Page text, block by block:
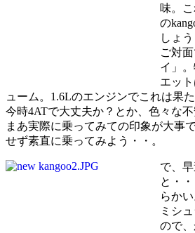
味。
の
しょ
ご対
イ」
エッ
ューム。1.6Lのエンジンでこれは果
今時4ATで大丈夫か？とか、色々な不
まあ実際に乗ってみての印象が大事
せず素直に乗ってみよう・・。
で、
と・
らか
ミシ
ので